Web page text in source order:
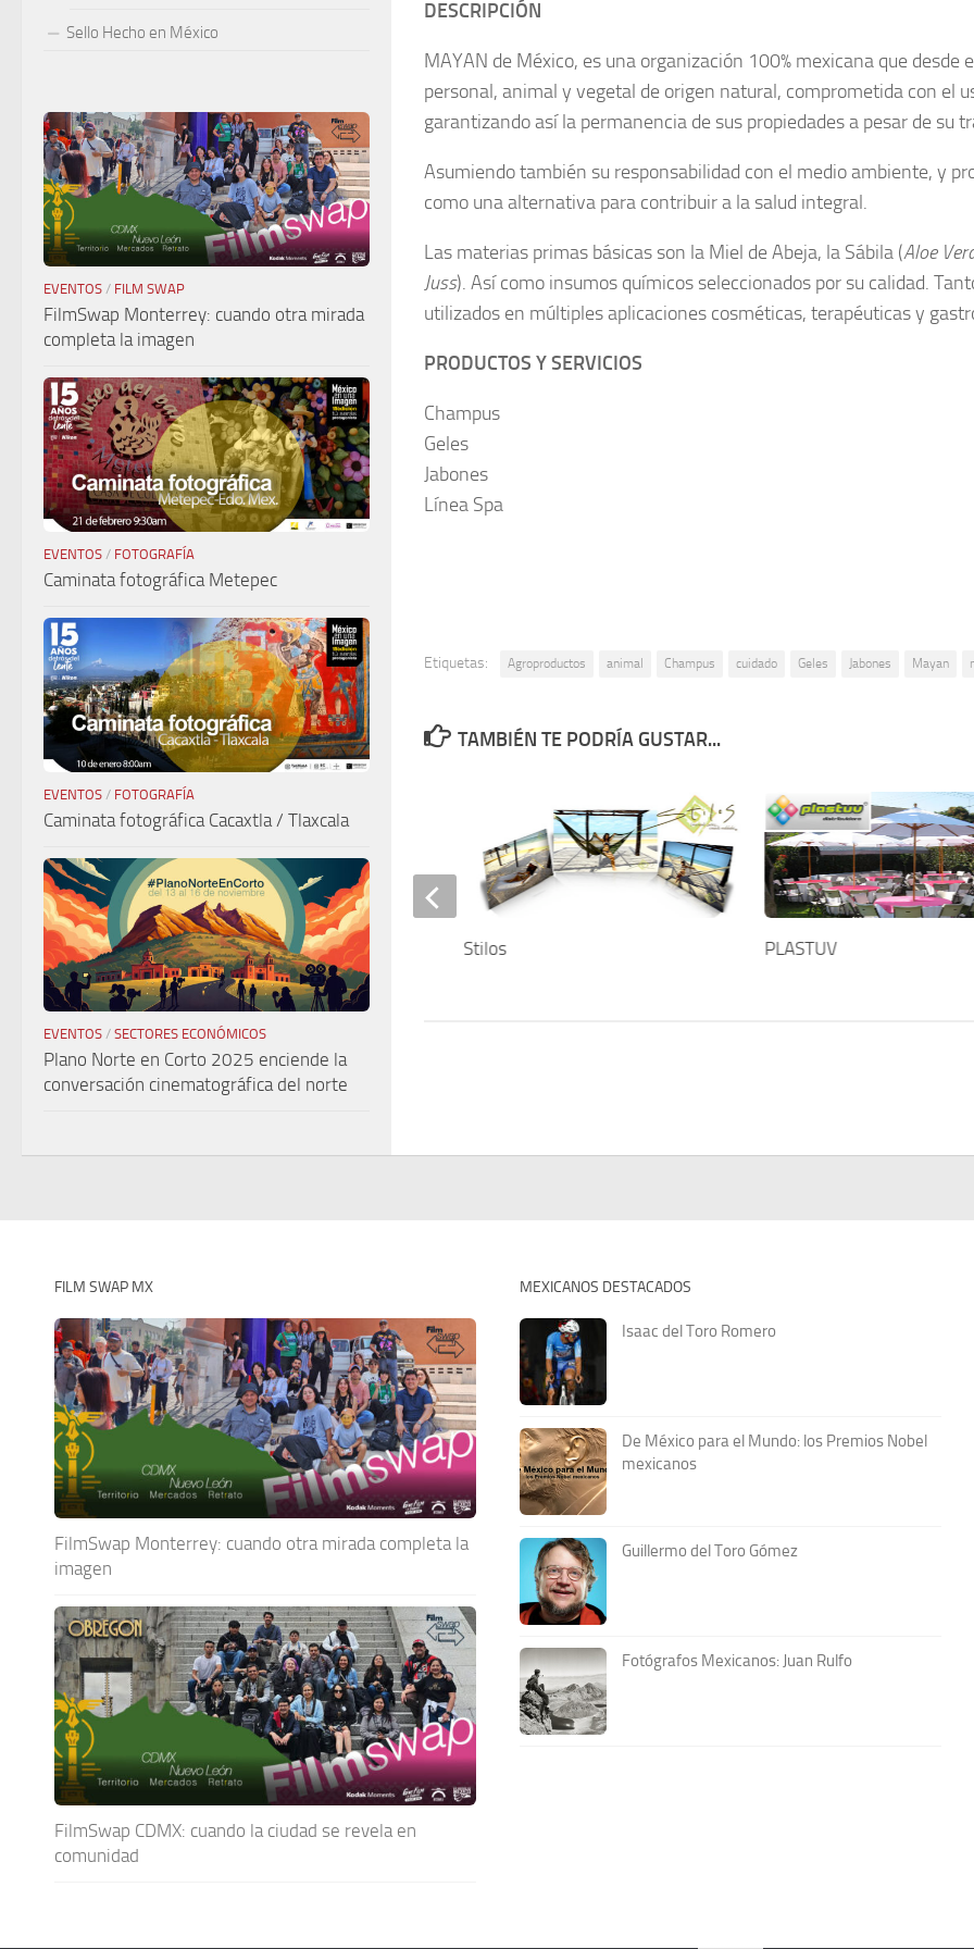
DESCRIPCIÓN
MAYAN de México, es una organización 100% mexicana que
personal, animal y vegetal de origen natural, comprometida con el
garantizando así la permanencia de sus propiedades a pesar de su
Asumiendo también su responsabilidad con el medio ambiente, y
como una alternativa para contribuir a la salud integral.
Las materias primas básicas son la Miel de Abeja, la Sábila (Aloe
Juss). Así como insumos químicos seleccionados por su calidad.
utilizados en múltiples aplicaciones cosméticas, terapéuticas y
PRODUCTOS Y SERVICIOS
Champus
Geles
Jabones
Línea Spa
Etiquetas: Agroproductos animal Champus cuidado Geles Jabones Mayan
TAMBIÉN TE PODRÍA GUSTAR...
PLASTUV
AliBio Stilos
Sello Hecho en México
EVENTOS / FILM SWAP
FilmSwap Monterrey: cuando otra mirada
completa la imagen
EVENTOS / FOTOGRAFÍA
Caminata fotográfica Metepec
EVENTOS / FOTOGRAFÍA
Caminata fotográfica Cacaxtla / Tlaxcala
EVENTOS / SECTORES ECONÓMICOS
Plano Norte en Corto 2025 enciende la
conversación cinematográfica del norte
FILM SWAP MX
FilmSwap Monterrey: cuando otra mirada completa la
imagen
FilmSwap CDMX: cuando la ciudad se revela en
comunidad
MEXICANOS DESTACADOS
Isaac del Toro Romero
De México para el Mundo: los Premios Nobel
mexicanos
Guillermo del Toro Gómez
Fotógrafos Mexicanos: Juan Rulfo